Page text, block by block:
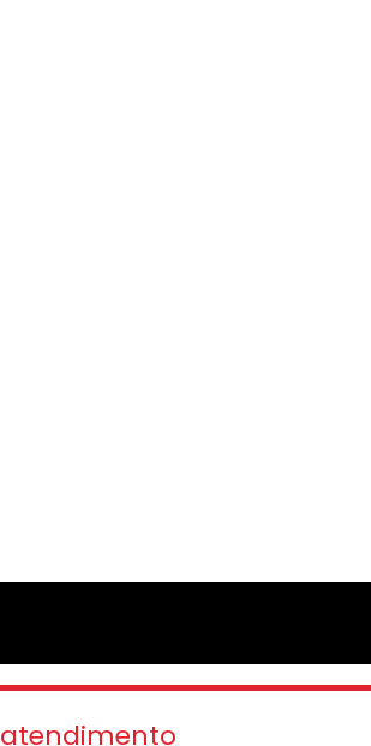
atendimento